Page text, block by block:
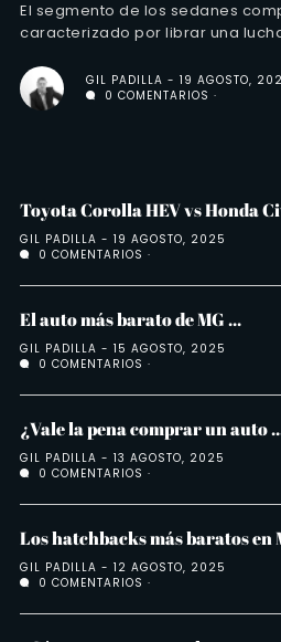
El segmento de los sedanes
caracterizado por librar una
GIL PADILLA
19 AGOSTO,
0 COMENTARIOS
Toyota Corolla HEV vs Honda
GIL PADILLA
19 AGOSTO, 2025
0 COMENTARIOS
El auto más barato de MG ...
GIL PADILLA
15 AGOSTO, 2025
0 COMENTARIOS
¿Vale la pena comprar un auto
GIL PADILLA
13 AGOSTO, 2025
0 COMENTARIOS
Los hatchbacks más baratos en
GIL PADILLA
12 AGOSTO, 2025
0 COMENTARIOS